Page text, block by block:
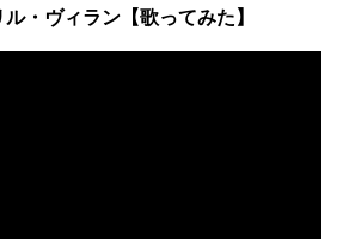
・ヴィラン【歌ってみた】